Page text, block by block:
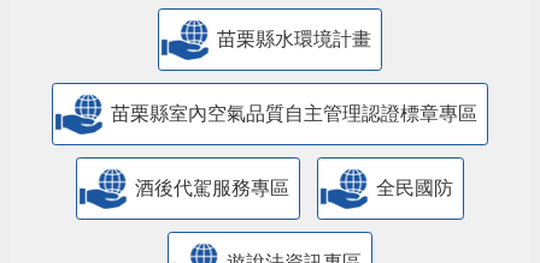
苗栗縣水環境計畫
苗栗縣室內空氣品質自主管理認證標章專區
酒後代駕服務專區 全民國防
遊說法資訊專區